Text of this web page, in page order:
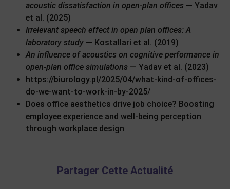
acoustic dissatisfaction in open-plan offices — Yadav
et al. (2025)
Irrelevant speech effect in open plan offices: A
laboratory study — Kostallari et al. (2019)
An influence of acoustics on cognitive performance in
open-plan office simulations — Yadav et al. (2023)
https://biurology.pl/2025/04/what-kind-of-offices-
do-we-want-to-work-in-by-2025/
Does office aesthetics drive job choice? Boosting
employee experience and well-being perception
through workplace design
Partager Cette Actualité